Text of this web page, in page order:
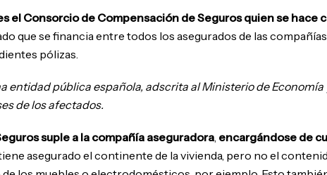
el Consorcio de Compensación de Seguros quien se hace
que se financia entre todos los asegurados de las
pólizas.
entidad pública española, adscrita al Ministerio de Economía
de los afectados.
suple a la compañía aseguradora, encargándose de
asegurado el continente de la vivienda, pero no el